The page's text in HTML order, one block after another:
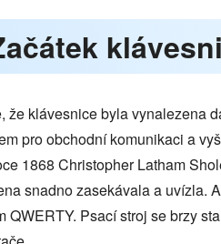
že klávesnice byla vynalezena
pro obchodní komunikaci a
1868 Christopher Latham
snadno zasekávala a uvízla.
QWERTY. Psací stroj se brzy